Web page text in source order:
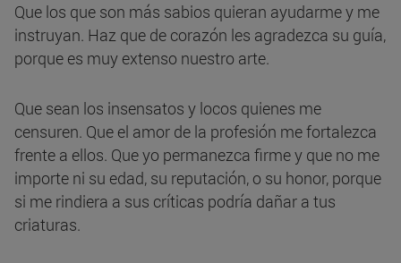
Que los que son más sabios quieran ayudarme y me
instruyan. Haz que de corazón les agradezca su guía,
porque es muy extenso nuestro arte.
Que sean los insensatos y locos quienes me
censuren. Que el amor de la profesión me fortalezca
frente a ellos. Que yo permanezca firme y que no me
importe ni su edad, su reputación, o su honor, porque
si me rindiera a sus críticas podría dañar a tus
criaturas.